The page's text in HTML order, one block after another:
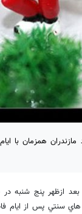
همزمان با
ازظهر پنج شنبه
سنتي پس از ايام